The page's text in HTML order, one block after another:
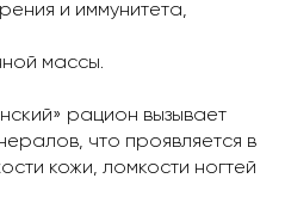
и иммунитета,
массы.
рацион вызывает
что проявляется в
кожи, ломкости ногтей